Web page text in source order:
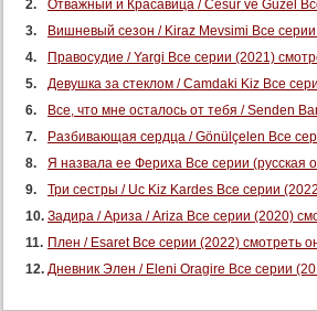
127 серия
128 серия
129 серия
130 серия
131 серия
133 серия
134 серия
135 серия
Отважный и Красавица / Cesur ve Guzel
Вишневый сезон / Kiraz Mevsimi Все
Правосудие / Yargi Все серии (2021)
Девушка за стеклом / Camdaki Kiz Все
Все, что мне осталось от тебя / Senden
Разбивающая сердца / Gönülçelen Все
Я назвала ее Фериха Все серии (русская
Три сестры / Uc Kiz Kardes Все серии
Задира / Ариза / Ariza Все серии (2020)
Плен / Esaret Все серии (2022) смотреть
Дневник Элен / Eleni Oragire Все серии